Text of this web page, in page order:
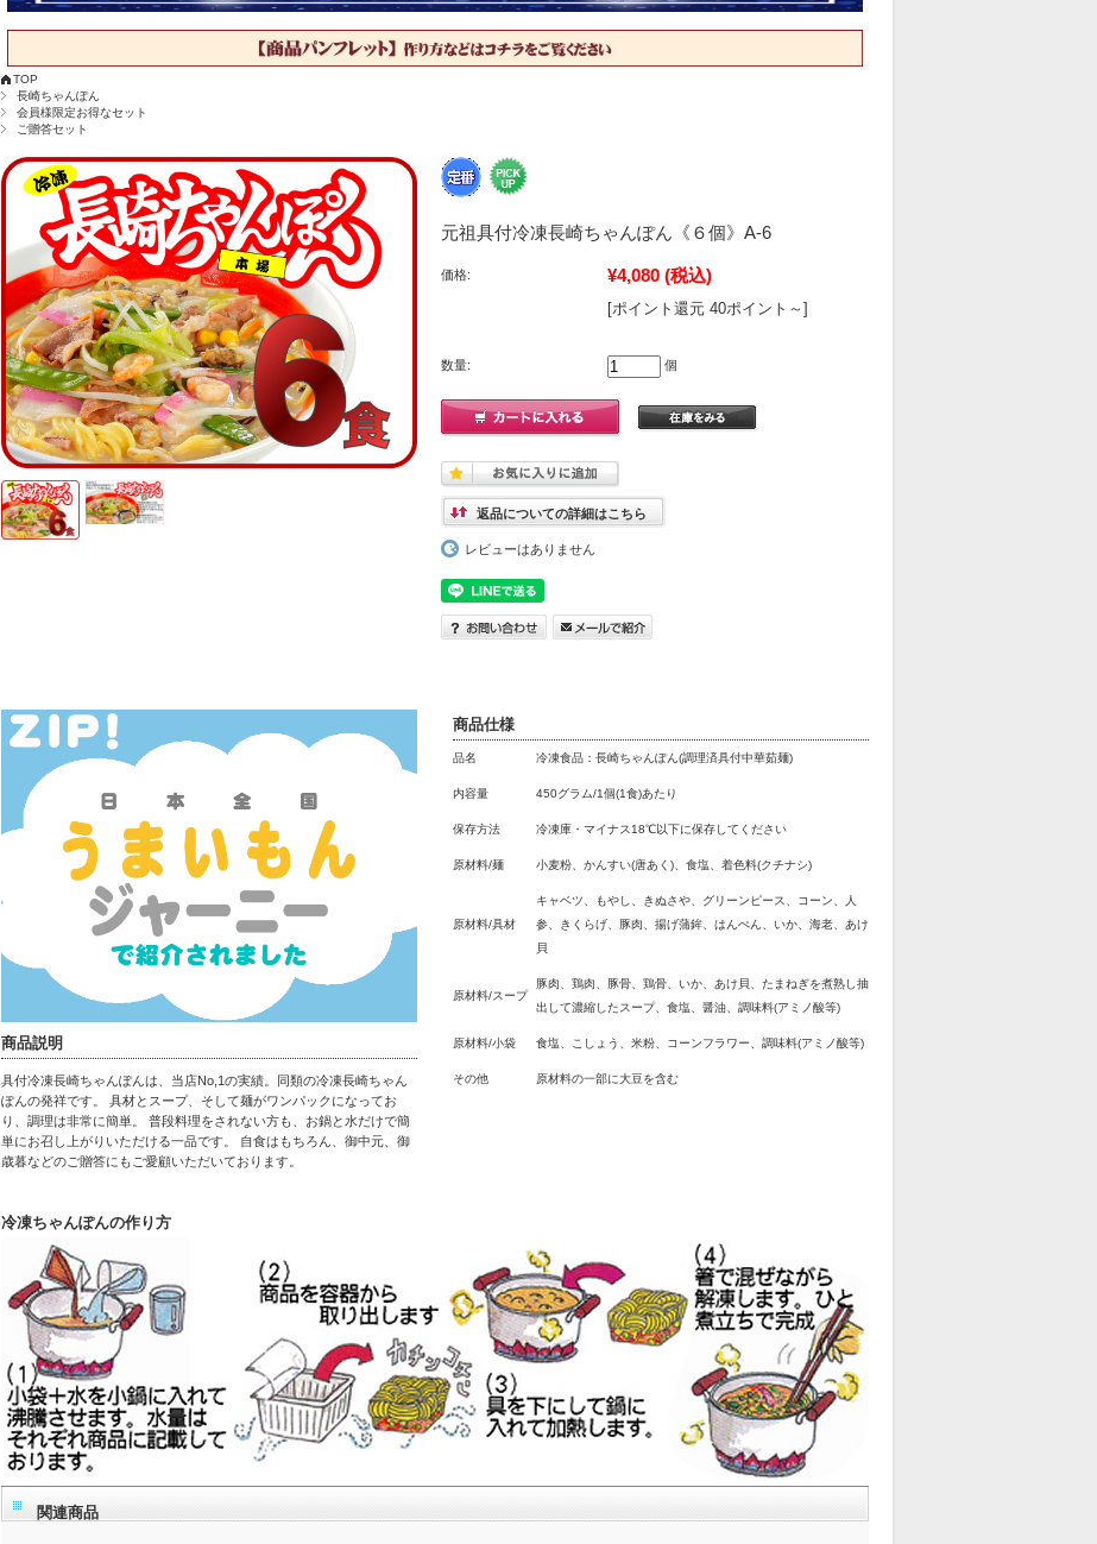
TOP
長崎ちゃんぽん
会員様限定お得なセット
ご贈答セット
元祖具付冷凍長崎ちゃんぽん《６個》A-6
価格: ¥4,080 (税込)
[ポイント還元 40ポイント～]
数量: 個
返品についての詳細はこちら
レビューはありません
商品説明
具付冷凍長崎ちゃんぽんは、当店No,1の実績。同類の冷凍長崎ちゃん
ぽんの発祥です。 具材とスープ、そして麺がワンパックになってお
り、調理は非常に簡単。 普段料理をされない方も、お鍋と水だけで簡
単にお召し上がりいただける一品です。 自食はもちろん、御中元、御
歳暮などのご贈答にもご愛顧いただいております。
商品仕様
品名 冷凍食品：長崎ちゃんぽん(調理済具付中華茹麺)
内容量 450グラム/1個(1食)あたり
保存方法 冷凍庫・マイナス18℃以下に保存してください
原材料/麺 小麦粉、かんすい(唐あく)、食塩、着色料(クチナシ)
原材料/具材
キャベツ、もやし、きぬさや、グリーンピース、コーン、人
参、きくらげ、豚肉、揚げ蒲鉾、はんぺん、いか、海老、あけ
貝
原材料/スープ
豚肉、鶏肉、豚骨、鶏骨、いか、あけ貝、たまねぎを煮熟し抽
出して濃縮したスープ、食塩、醤油、調味料(アミノ酸等)
原材料/小袋 食塩、こしょう、米粉、コーンフラワー、調味料(アミノ酸等)
その他 原材料の一部に大豆を含む
冷凍ちゃんぽんの作り方
関連商品